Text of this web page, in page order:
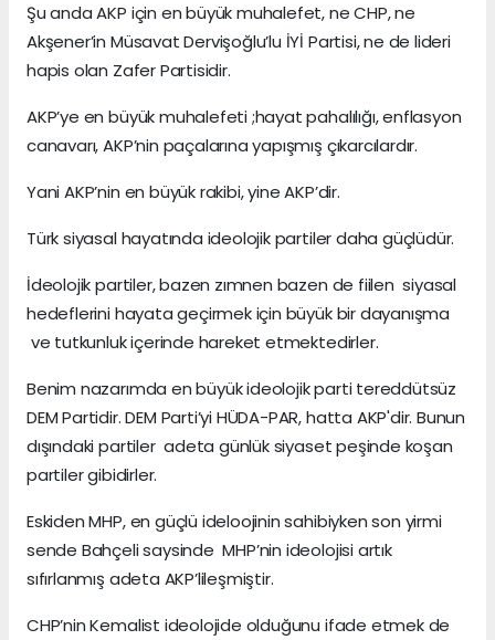
Şu anda AKP için en büyük muhalefet, ne CHP, ne
Akşener’in Müsavat Dervişoğlu’lu İYİ Partisi, ne de lideri
hapis olan Zafer Partisidir.
AKP’ye en büyük muhalefeti ;hayat pahalılığı, enflasyon
canavarı, AKP’nin paçalarına yapışmış çıkarcılardır.
Yani AKP’nin en büyük rakibi, yine AKP’dir.
Türk siyasal hayatında ideolojik partiler daha güçlüdür.
İdeolojik partiler, bazen zımnen bazen de fiilen siyasal
hedeflerini hayata geçirmek için büyük bir dayanışma
ve tutkunluk içerinde hareket etmektedirler.
Benim nazarımda en büyük ideolojik parti tereddütsüz
DEM Partidir. DEM Parti’yi HÜDA-PAR, hatta AKP'dir. Bunun
dışındaki partiler adeta günlük siyaset peşinde koşan
partiler gibidirler.
Eskiden MHP, en güçlü ideloojinin sahibiyken son yirmi
sende Bahçeli saysinde MHP’nin ideolojisi artık
sıfırlanmış adeta AKP’lileşmiştir.
CHP’nin Kemalist ideolojide olduğunu ifade etmek de